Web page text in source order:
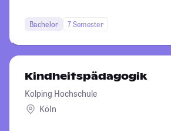
Bachelor 7 Semester
Kindheitspädagogik
Kolping Hochschule
Köln